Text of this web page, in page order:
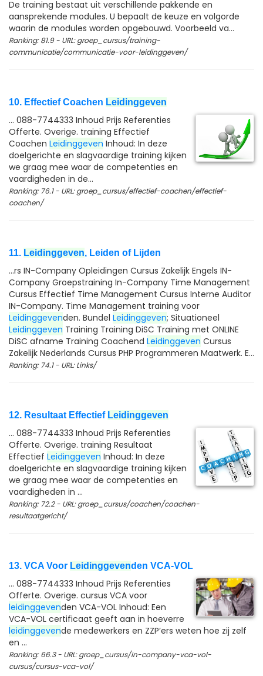
De training bestaat uit verschillende pakkende en
aansprekende modules. U bepaalt de keuze en volgorde
waarin de modules worden opgebouwd. Voorbeeld va...
Ranking: 81.9 - URL: groep_cursus/training-
communicatie/communicatie-voor-leidinggeven/
10. Effectief Coachen Leidinggeven
... 088-7744333 Inhoud Prijs Referenties
Offerte. Overige. training Effectief
Coachen Leidinggeven Inhoud: In deze
doelgerichte en slagvaardige training kijken
we graag mee waar de competenties en
vaardigheden in de...
Ranking: 76.1 - URL: groep_cursus/effectief-coachen/effectief-
coachen/
11. Leidinggeven, Leiden of Lijden
...rs IN-Company Opleidingen Cursus Zakelijk Engels IN-
Company Groepstraining In-Company Time Management
Cursus Effectief Time Management Cursus Interne Auditor
IN-Company. Time Management training voor
Leidinggevenden. Bundel Leidinggeven; Situationeel
Leidinggeven Training Training DiSC Training met ONLINE
DiSC afname Training Coachend Leidinggeven Cursus
Zakelijk Nederlands Cursus PHP Programmeren Maatwerk. E...
Ranking: 74.1 - URL: Links/
12. Resultaat Effectief Leidinggeven
... 088-7744333 Inhoud Prijs Referenties
Offerte. Overige. training Resultaat
Effectief Leidinggeven Inhoud: In deze
doelgerichte en slagvaardige training kijken
we graag mee waar de competenties en
vaardigheden in ...
Ranking: 72.2 - URL: groep_cursus/coachen/coachen-
resultaatgericht/
13. VCA Voor Leidinggevenden VCA-VOL
... 088-7744333 Inhoud Prijs Referenties
Offerte. Overige. cursus VCA voor
leidinggevenden VCA-VOL Inhoud: Een
VCA-VOL certificaat geeft aan in hoeverre
leidinggevende medewerkers en ZZP’ers weten hoe zij zelf
en ...
Ranking: 66.3 - URL: groep_cursus/in-company-vca-vol-
cursus/cursus-vca-vol/